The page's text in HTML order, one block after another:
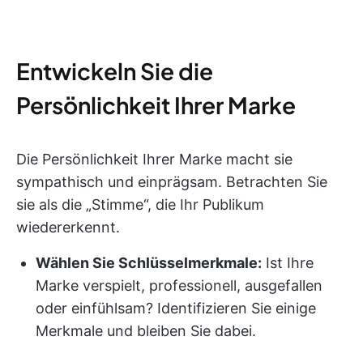
Entwickeln Sie die
Persönlichkeit Ihrer Marke
Die Persönlichkeit Ihrer Marke macht sie
sympathisch und einprägsam. Betrachten Sie
sie als die „Stimme“, die Ihr Publikum
wiedererkennt.
Wählen Sie Schlüsselmerkmale: Ist Ihre
Marke verspielt, professionell, ausgefallen
oder einfühlsam? Identifizieren Sie einige
Merkmale und bleiben Sie dabei.